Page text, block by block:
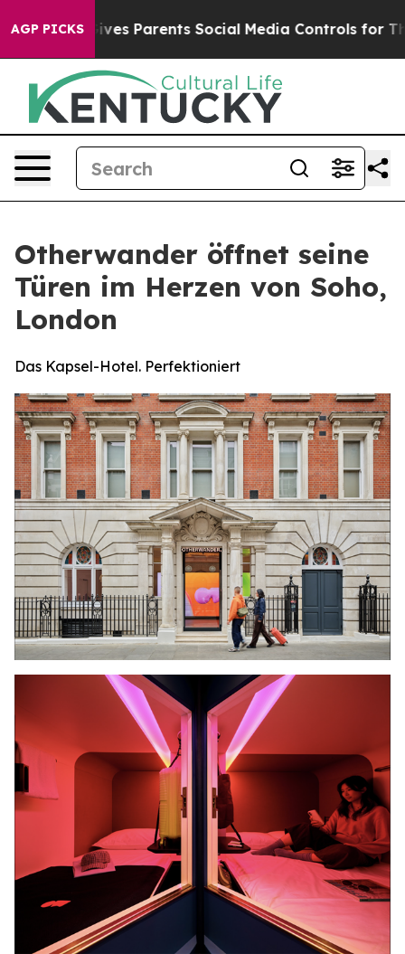
AGP PICKS
Gives Parents Social Media Controls for Their Kids.
Otherwander öffnet seine
Türen im Herzen von Soho,
London
Das Kapsel-Hotel. Perfektioniert